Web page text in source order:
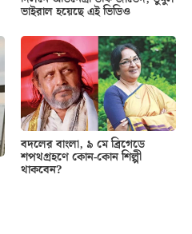
ভাইরাল হয়েছে এই ভিডিও
বদলের বাংলা, ৯ মে ব্রিগেডে
শপথগ্রহণে কোন-কোন শিল্পী
থাকবেন?